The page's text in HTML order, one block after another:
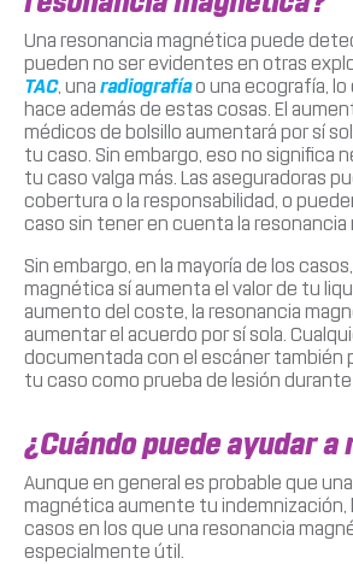
Una resonancia magnética puede
pueden no ser evidentes en otras
TAC, una radiografíao una ecografía, lo
hace además de estas cosas. El
médicos de bolsillo aumentará por sí
tu caso. Sin embargo, eso no significa
tu caso valga más. Las aseguradoras
cobertura o la responsabilidad, o
caso sin tener en cuenta la resonancia
Sin embargo, en la mayoría de los
magnética sí aumenta el valor de tu
aumento del coste, la resonancia
aumentar el acuerdo por sí sola.
documentada con el escáner también
tu caso como prueba de lesión
¿Cuándo puede ayudar a
Aunque en general es probable que
magnética aumente tu indemnización,
casos en los que una resonancia
especialmente útil.